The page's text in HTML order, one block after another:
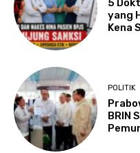
5
yang
Kena
POLITIK
BRIN